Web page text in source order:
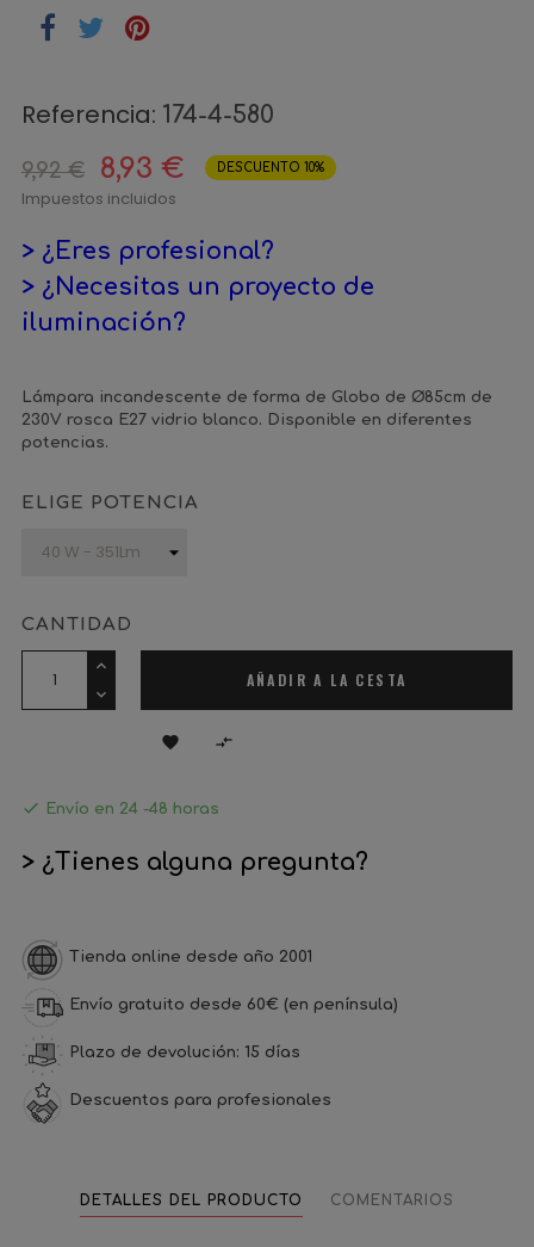
Referencia: 174-4-580
9,92 € 8,93 € DESCUENTO 10%
Impuestos incluidos
> ¿Eres profesional?
> ¿Necesitas un proyecto de
iluminación?
Lámpara incandescente de forma de Globo de Ø85cm de
230V rosca E27 vidrio blanco. Disponible en diferentes
potencias.
ELIGE POTENCIA
CANTIDAD
AÑADIR A LA CESTA
 
 Envío en 24 -48 horas
> ¿Tienes alguna pregunta?
Tienda online desde año 2001
Envío gratuito desde 60€ (en península)
Plazo de devolución: 15 días
Descuentos para profesionales
DETALLES DEL PRODUCTO COMENTARIOS